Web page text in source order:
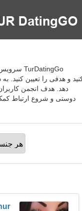
و هدفی را تعیین کنید.
دهد. هدف انجمن
دوستی و شروع ارتباط کمک